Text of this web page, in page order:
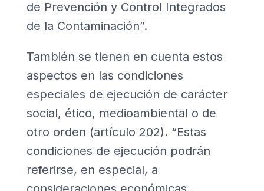
de Prevención y Control Integrados
de la Contaminación”.
También se tienen en cuenta estos
aspectos en las condiciones
especiales de ejecución de carácter
social, ético, medioambiental o de
otro orden (artículo 202). “Estas
condiciones de ejecución podrán
referirse, en especial, a